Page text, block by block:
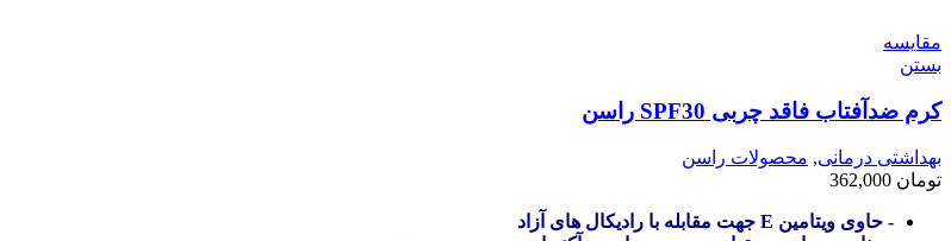
مقایسه
بستن
کرم ضدآفتاب فاقد چربی SPF30 راسن
بهداشتی درمانی, محصولات راسن
تومان
- حاوی ویتامین E جهت مقابله با رادیکال های آزاد